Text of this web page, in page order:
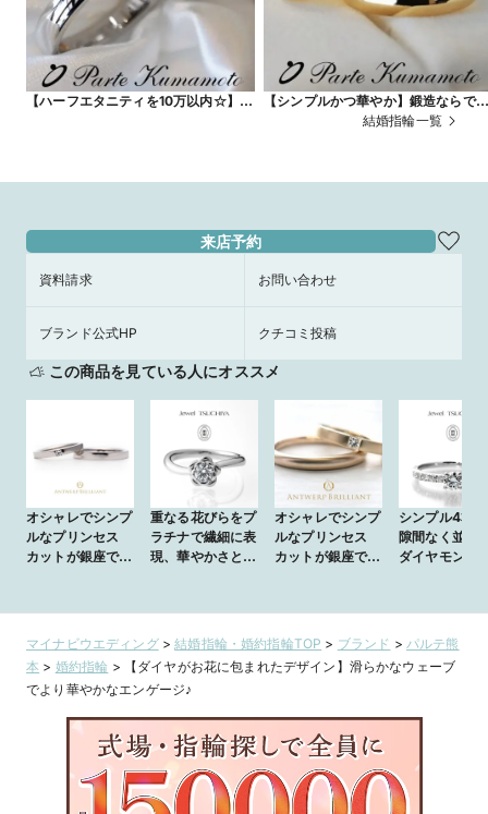
【ハーフエタニティを10万以内☆】鍛
【シンプルかつ華やか】鍛造ならでは
の上質で滑らかなシンプルなゴールド
結婚指輪一覧
来店予約
資料請求 お問い合わせ
ブランド公式HP クチコミ投稿
この商品を見ている人にオススメ
オシャレでシンプ
ルなプリンセス
カットが銀座で人
Princess
【Carre】
重なる花びらをプ
ラチナで繊細に表
現、華やかさと上
【カメリア ドゥ
ブラン】rubida
fumie
オシャレでシンプ
ルなプリンセス
カットが銀座で人
Princess
【Carre】
シンプル4本
隙間なく並ぶ
ダイヤモンド
【ルミエール
リアン】
stella
マイナビウエディング>結婚指輪・婚約指輪TOP > ブランド > パルテ熊
本 > 婚約指輪 >
【ダイヤがお花に包まれたデザイン】滑らかなウェーブ
でより華やかなエンゲージ♪